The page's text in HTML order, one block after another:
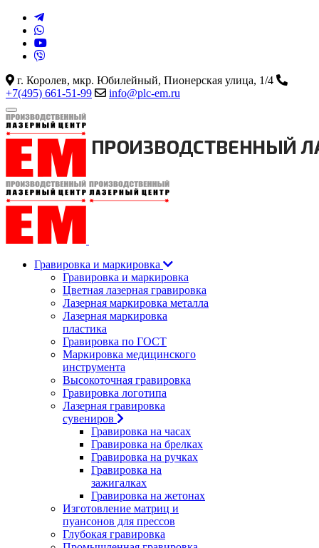
г. Королев, мкр. Юбилейный, Пионерская улица, 1/4
+7(495) 661-51-99
info@plc-em.ru
Гравировка и маркировка
Гравировка и маркировка
Цветная лазерная гравировка
Лазерная маркировка металла
Лазерная маркировка
пластика
Гравировка по ГОСТ
Маркировка медицинского
инструмента
Высокоточная гравировка
Гравировка логотипа
Лазерная гравировка
сувениров
Гравировка на часах
Гравировка на брелках
Гравировка на ручках
Гравировка на
зажигалках
Гравировка на жетонах
Изготовление матриц и
пуансонов для прессов
Глубокая гравировка